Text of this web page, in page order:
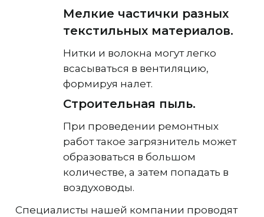
Мелкие частички разных
текстильных материалов.
Нитки и волокна могут легко
всасываться в вентиляцию,
формируя налет.
Строительная пыль.
При проведении ремонтных
работ такое загрязнитель может
образоваться в большом
количестве, а затем попадать в
воздуховоды.
Специалисты нашей компании проводят